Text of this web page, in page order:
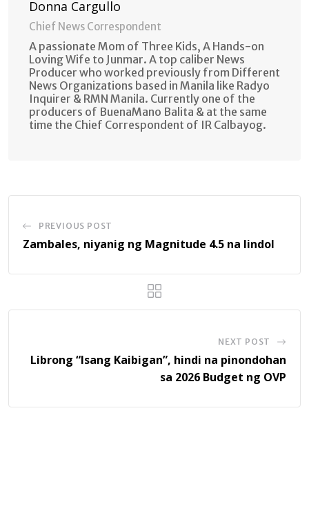
Donna Cargullo
Chief News Correspondent
A passionate Mom of Three Kids, A Hands-on
Loving Wife to Junmar. A top caliber News
Producer who worked previously from Different
News Organizations based in Manila like Radyo
Inquirer & RMN Manila. Currently one of the
producers of BuenaMano Balita & at the same
time the Chief Correspondent of IR Calbayog.
PREVIOUS POST
Zambales, niyanig ng Magnitude 4.5 na lindol
NEXT POST
Librong “Isang Kaibigan”, hindi na pinondohan
sa 2026 Budget ng OVP